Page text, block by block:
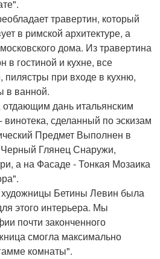
травертин, который
в римской архитектуре, а
дома. Из травертина
в гостиной и кухне, все
пилястры при входе в кухню,
в ванной.
дань итальянским
сделанный по эскизам
Предмет Выполнен в
Глянец Снаружи,
а на Фасаде - Тонкая Мозаика
художницы Бетины Левин была
этого интерьера. Мы
почти законченного
смогла максимально
комнаты".